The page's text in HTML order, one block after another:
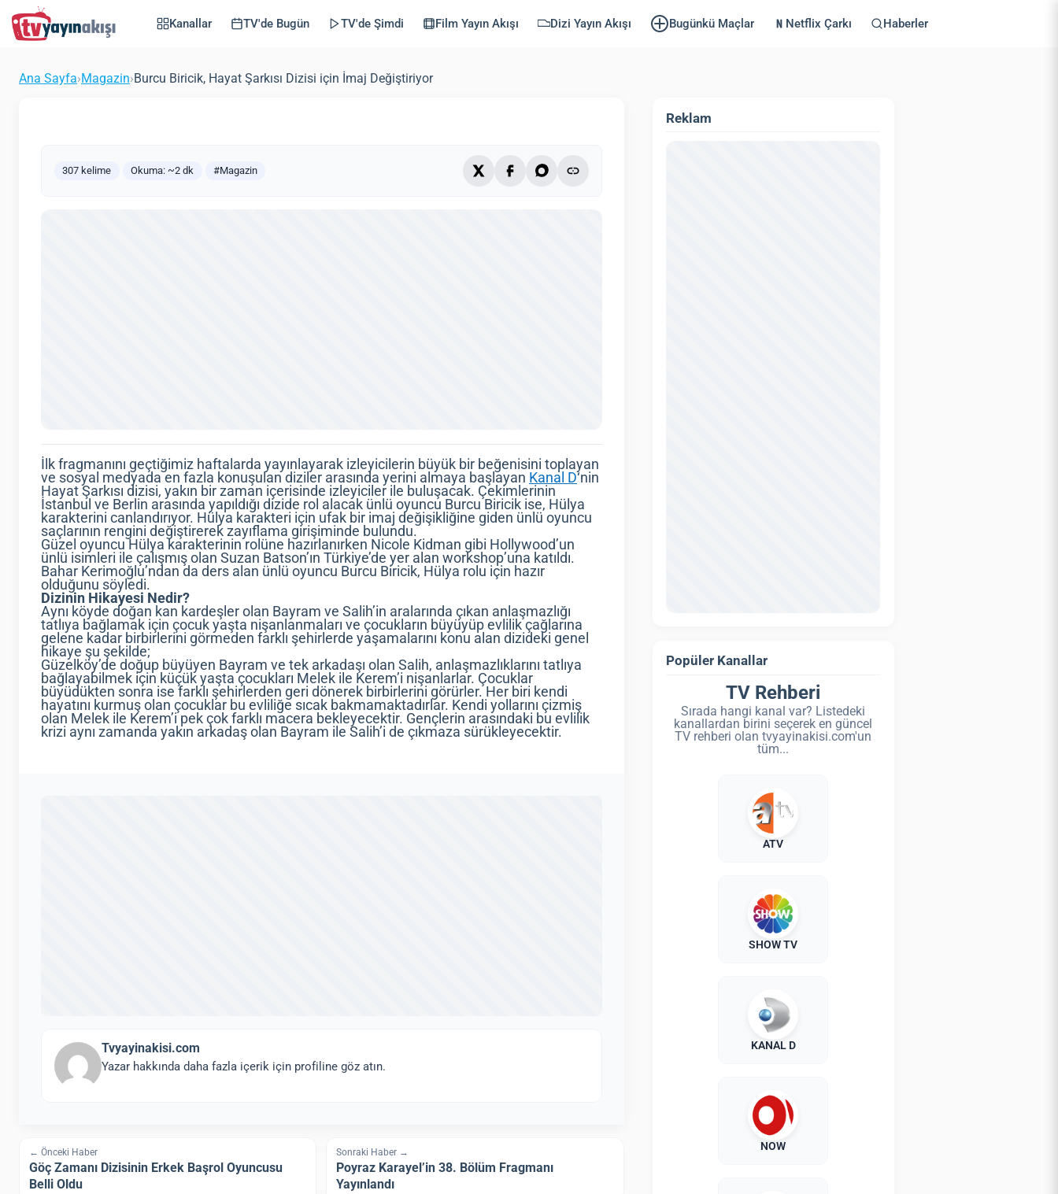
Kanallar TV'de Bugün TV'de Şimdi Film Yayın Akışı Dizi Yayın Akışı Bugünkü Maçlar Netflix Çarkı Haberler
Ana Sayfa›Magazin›Burcu Biricik, Hayat Şarkısı Dizisi için İmaj Değiştiriyor
için İmaj Değiştiriyor
307 kelime Okuma: ~2 dk #Magazin
İlk fragmanını geçtiğimiz haftalarda yayınlayarak izleyicilerin büyük bir beğenisini toplayan
ve sosyal medyada en fazla konuşulan diziler arasında yerini almaya başlayan Kanal D‘nin
Hayat Şarkısı dizisi, yakın bir zaman içerisinde izleyiciler ile buluşacak. Çekimlerinin
İstanbul ve Berlin arasında yapıldığı dizide rol alacak ünlü oyuncu Burcu Biricik ise, Hülya
karakterini canlandırıyor. Hülya karakteri için ufak bir imaj değişikliğine giden ünlü oyuncu
saçlarının rengini değiştirerek zayıflama girişiminde bulundu.
Güzel oyuncu Hülya karakterinin rolüne hazırlanırken Nicole Kidman gibi Hollywood’un
ünlü isimleri ile çalışmış olan Suzan Batson’ın Türkiye’de yer alan workshop’una katıldı.
Bahar Kerimoğlu’ndan da ders alan ünlü oyuncu Burcu Biricik, Hülya rolu için hazır
olduğunu söyledi.
Dizinin Hikayesi Nedir?
Aynı köyde doğan kan kardeşler olan Bayram ve Salih’in aralarında çıkan anlaşmazlığı
tatlıya bağlamak için çocuk yaşta nişanlanmaları ve çocukların büyüyüp evlilik çağlarına
gelene kadar birbirlerini görmeden farklı şehirlerde yaşamalarını konu alan dizideki genel
hikaye şu şekilde;
Güzelköy’de doğup büyüyen Bayram ve tek arkadaşı olan Salih, anlaşmazlıklarını tatlıya
bağlayabilmek için küçük yaşta çocukları Melek ile Kerem’i nişanlarlar. Çocuklar
büyüdükten sonra ise farklı şehirlerden geri dönerek birbirlerini görürler. Her biri kendi
hayatını kurmuş olan çocuklar bu evliliğe sıcak bakmamaktadırlar. Kendi yollarını çizmiş
olan Melek ile Kerem’i pek çok farklı macera bekleyecektir. Gençlerin arasındaki bu evlilik
krizi aynı zamanda yakın arkadaş olan Bayram ile Salih’i de çıkmaza sürükleyecektir.
Tvyayinakisi.com
Yazar hakkında daha fazla içerik için profiline göz atın.
← Önceki Haber
Göç Zamanı Dizisinin Erkek Başrol Oyuncusu
Belli Oldu
Sonraki Haber →
Poyraz Karayel’in 38. Bölüm Fragmanı
Yayınlandı
Reklam
Popüler Kanallar
TV Rehberi
Sırada hangi kanal var? Listedeki
kanallardan birini seçerek en güncel
TV rehberi olan tvyayinakisi.com'un
tüm...
ATV
SHOW TV
KANAL D
NOW